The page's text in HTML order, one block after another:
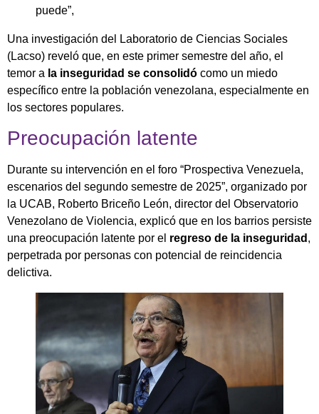
puede”,
Una investigación del Laboratorio de Ciencias Sociales
(Lacso) reveló que, en este primer semestre del año, el
temor a la inseguridad se consolidó como un miedo
específico entre la población venezolana, especialmente en
los sectores populares.
Preocupación latente
Durante su intervención en el foro “Prospectiva Venezuela,
escenarios del segundo semestre de 2025”, organizado por
la UCAB, Roberto Briceño León, director del Observatorio
Venezolano de Violencia, explicó que en los barrios persiste
una preocupación latente por el regreso de la inseguridad ,
perpetrada por personas con potencial de reincidencia
delictiva.